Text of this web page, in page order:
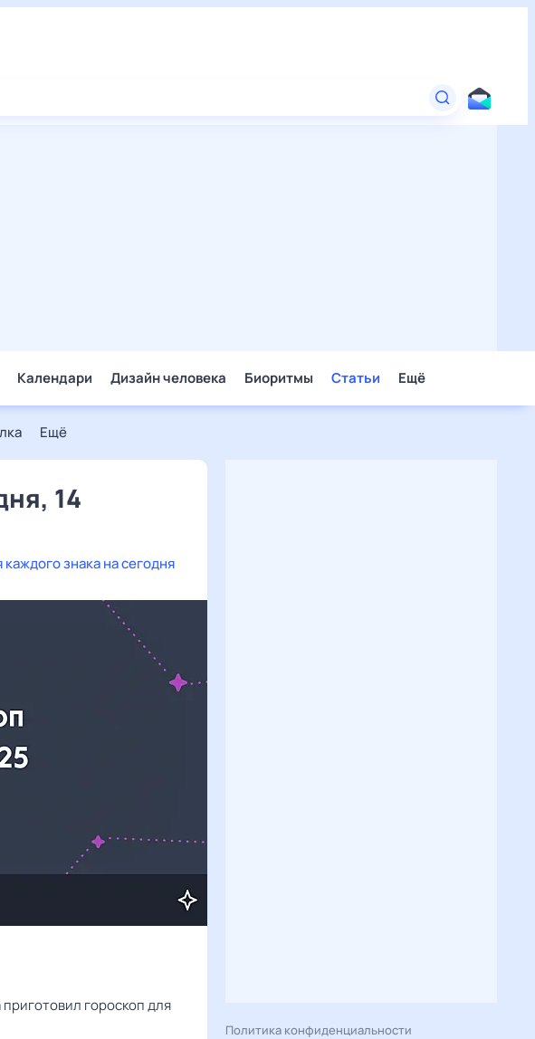
Календари Дизайн человека Биоритмы Статьи Ещё
Ещё
14
знака на сегодня
Политика конфиденциальности